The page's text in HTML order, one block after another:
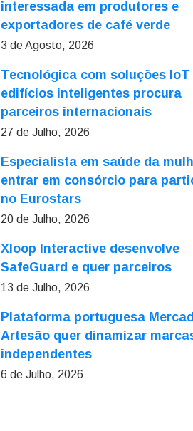
interessada em produtores e
exportadores de café verde
3 de Agosto, 2026
Tecnológica com soluções
edifícios inteligentes procura
parceiros internacionais
27 de Julho, 2026
Especialista em saúde da
entrar em consórcio para
no Eurostars
20 de Julho, 2026
Xloop Interactive desenvolve
SafeGuard e quer parceiros
13 de Julho, 2026
Plataforma portuguesa
Artesão quer dinamizar
independentes
6 de Julho, 2026